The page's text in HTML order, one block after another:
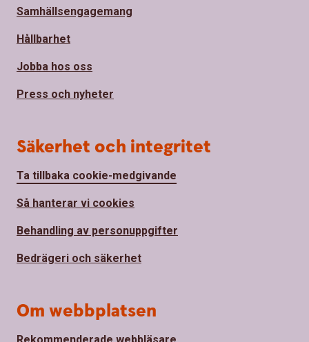
Samhällsengagemang
Hållbarhet
Jobba hos oss
Press och nyheter
Säkerhet och integritet
Ta tillbaka cookie-medgivande
Så hanterar vi cookies
Behandling av personuppgifter
Bedrägeri och säkerhet
Om webbplatsen